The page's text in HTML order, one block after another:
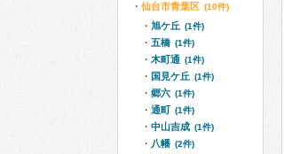
仙台市青葉区 (10件)
旭ケ丘 (1件)
五橋 (1件)
木町通 (1件)
国見ケ丘 (1件)
郷六 (1件)
通町 (1件)
中山吉成 (1件)
八幡 (2件)